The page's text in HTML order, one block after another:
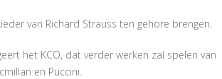
van Richard Strauss ten gehore brengen.
het KCO, dat verder werken zal spelen van
en Puccini.